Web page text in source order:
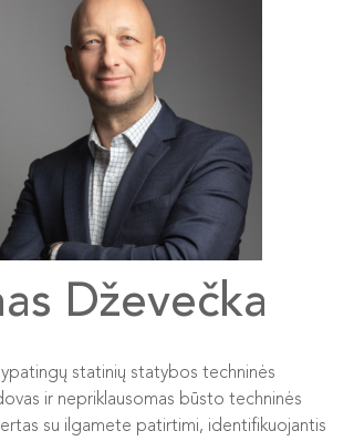
Dževečka
statinių statybos techninės
ir nepriklausomas būsto techninės
su ilgamete patirtimi, identifikuojantis